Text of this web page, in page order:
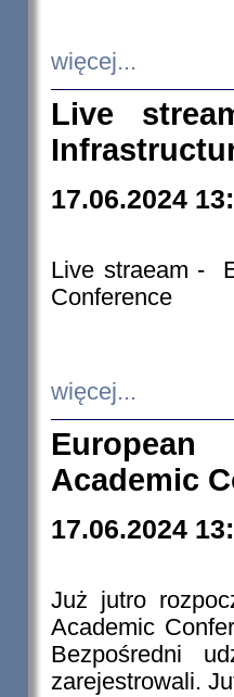
więcej...
Live
17.06.2024
Live straeam -
Conference
więcej...
European
Academic
17.06.2024
Już jutro
Academic
Bezpośredni
zarejestrowali.